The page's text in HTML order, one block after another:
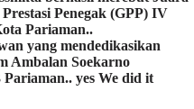
Penegak (GPP) IV
Pariaman..
yang mendedikasikan
Ambalan Soekarno
yes We did it